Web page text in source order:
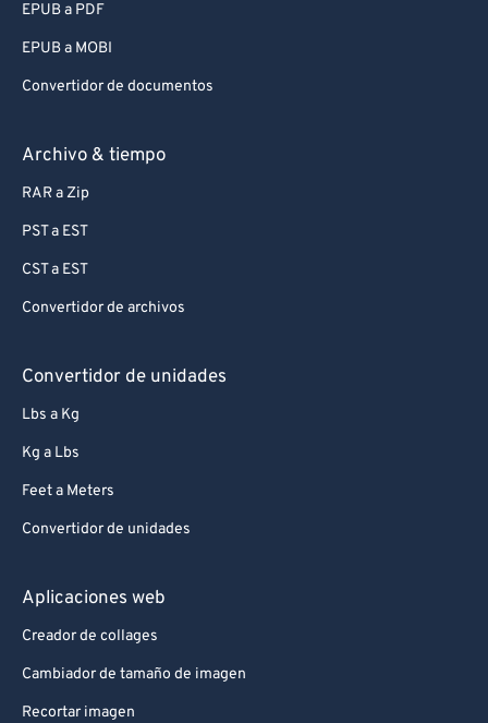
EPUB a PDF
EPUB a MOBI
Convertidor de documentos
Archivo & tiempo
RAR a Zip
PST a EST
CST a EST
Convertidor de archivos
Convertidor de unidades
Lbs a Kg
Kg a Lbs
Feet a Meters
Convertidor de unidades
Aplicaciones web
Creador de collages
Cambiador de tamaño de imagen
Recortar imagen